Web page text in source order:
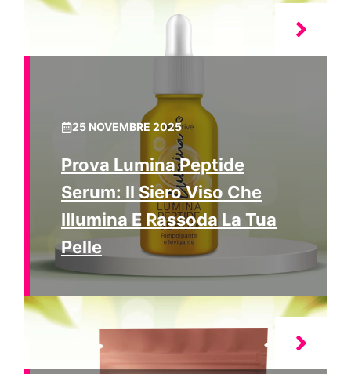
25 NOVEMBRE 2025
Prova Lumina Peptide
Serum: Il Siero Viso Che
Illumina E Rassoda La Tua
Pelle